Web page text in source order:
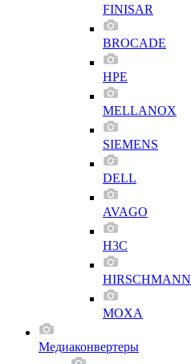
FINISAR
BROCADE
HPE
MELLANOX
SIEMENS
DELL
AVAGO
H3C
HIRSCHMANN
MOXA
Медиаконвертеры